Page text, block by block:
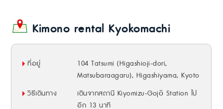
Kimono rental Kyokomachi
ที่อยู่
104 Tatsumi (Higashioji-dori,
Matsubaraagaru), Higashiyama, Kyoto
วิธีเดินทาง
เดินจากสถานี Kiyomizu-Gojō Station ไป
อีก 13 นาที